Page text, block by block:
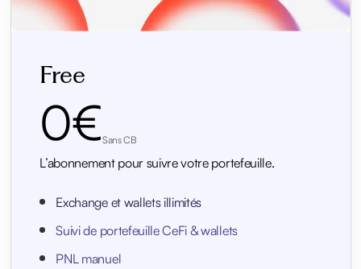
Free
0€Sans CB
L’abonnement pour suivre votre portefeuille.
Exchange et wallets illimités
Suivi de portefeuille CeFi & wallets
PNL manuel